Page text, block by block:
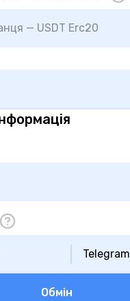
Telegram
Обмiн